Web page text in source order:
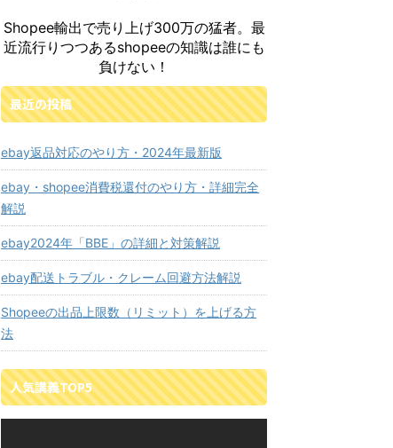
Shopee輸出で売り上げ300万の猛者。最
近流行りつつあるshopeeの知識は誰にも
負けない！
最近の投稿
ebay返品対応のやり方・2024年最新版
ebay・shopee消費税還付のやり方・詳細完全
解説
ebay2024年「BBE」の詳細と対策解説
ebay配送トラブル・クレーム回避方法解説
Shopeeの出品上限数（リミット）を上げる方
法
人気講義TOP5